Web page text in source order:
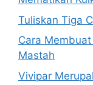
Tuliskan Tiga
Cara
Mastah
Vivipar